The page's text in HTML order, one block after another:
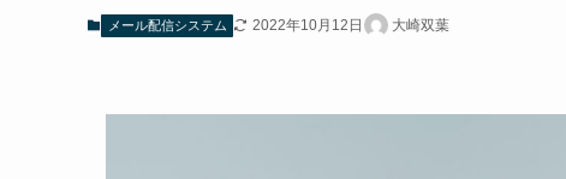
メール配信システム 2022年10月12日 大崎双葉